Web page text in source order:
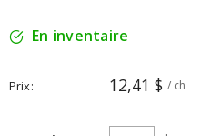
En inventaire
Prix 12,41 $ / ch